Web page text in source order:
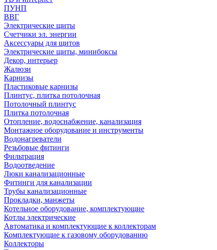
ПУНП
ВВГ
Электрические щиты
Счетчики эл. энергии
Аксессуары для щитов
Электрические щиты, минибоксы
Декор, интерьер
Жалюзи
Карнизы
Пластиковые карнизы
Плинтус, плитка потолочная
Потолочный плинтус
Плитка потолочная
Отопление, водоснабжение, канализация
Монтажное оборудование и инструменты
Водонагреватели
Резьбовые фитинги
Фильтрация
Водоотведение
Люки канализационные
Фитинги для канализации
Трубы канализационные
Прокладки, манжеты
Котельное оборудование, комплектующие
Котлы электрические
Автоматика и комплектующие к коллекторам
Комплектующие к газовому оборудованию
Коллекторы